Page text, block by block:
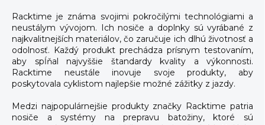
Racktime je známa svojimi pokročilými technológiami a
neustálym vývojom. Ich nosiče a doplnky sú vyrábané z
najkvalitnejších materiálov, čo zaručuje ich dlhú životnosť a
odolnosť. Každý produkt prechádza prísnym testovaním,
aby spĺňal najvyššie štandardy kvality a výkonnosti.
Racktime neustále inovuje svoje produkty, aby
poskytovala cyklistom najlepšie možné zážitky z jazdy.
Medzi najpopulárnejšie produkty značky Racktime patria
nosiče a systémy na prepravu batožiny, ktoré sú